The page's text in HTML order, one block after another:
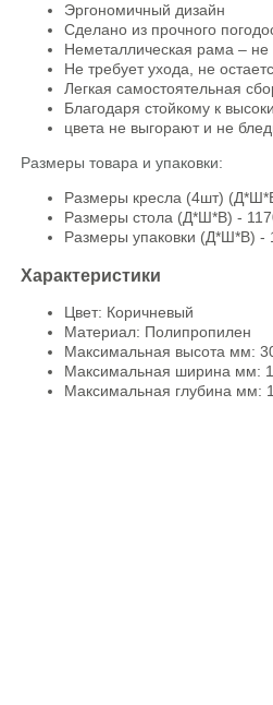
Эргономичный дизайн
Сделано из прочного
Неметаллическая рама – не
Не требует ухода, не
Легкая самостоятельная
Благодаря стойкому к
цвета не выгорают и не
Размеры товара и упаковки:
Размеры кресла (4шт)
Размеры стола (Д*Ш*В) -
Размеры упаковки (Д*Ш*В) -
Характеристики
Цвет: Коричневый
Материал: Полипропилен
Максимальная высота мм:
Максимальная ширина мм:
Максимальная глубина мм: